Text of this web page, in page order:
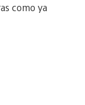
como ya